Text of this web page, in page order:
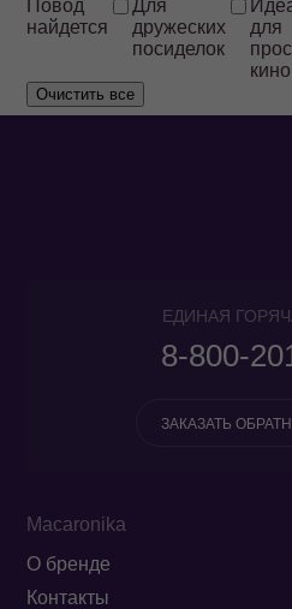
Повод
найдется
Для
дружеских
посиделок
для
кино
Очистить все
Macaronika
О бренде
Контакты
ЕДИНАЯ
8-800-
ЗАКАЗАТЬ